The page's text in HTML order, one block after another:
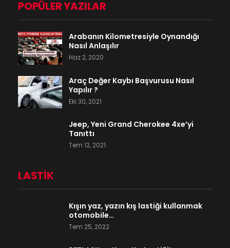
POPÜLER YAZILAR
Arabanın Kilometresiyle Oynandığı
Nasıl Anlaşılır
Haz 2, 2020
Araç Değer Kaybı Başvurusu Nasıl
Yapılır ?
Eki 30, 2021
Jeep, Yeni Grand Cherokee 4xe’yi
Tanıttı
Tem 12, 2021
LASTIK
Kışın yaz, yazın kış lastiği kullanmak
otomobile…
Tem 25, 2022